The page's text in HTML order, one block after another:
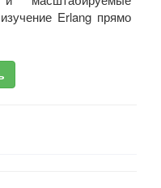
Erlang прямо